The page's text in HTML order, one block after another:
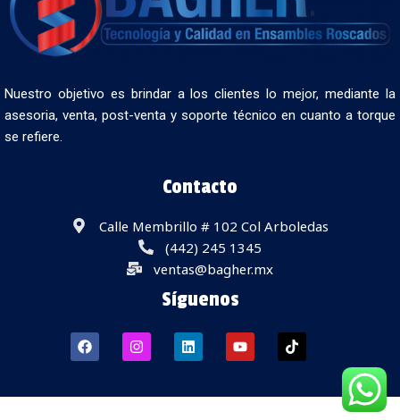
Nuestro objetivo es brindar a los clientes lo mejor, mediante la
asesoria, venta, post-venta y soporte técnico en cuanto a torque
se refiere.
Contacto
Calle Membrillo # 102 Col Arboledas
(442) 245 1345
ventas@bagher.mx
Síguenos
Derechos Reservados ® BAGHER de México S.A. de C.V.